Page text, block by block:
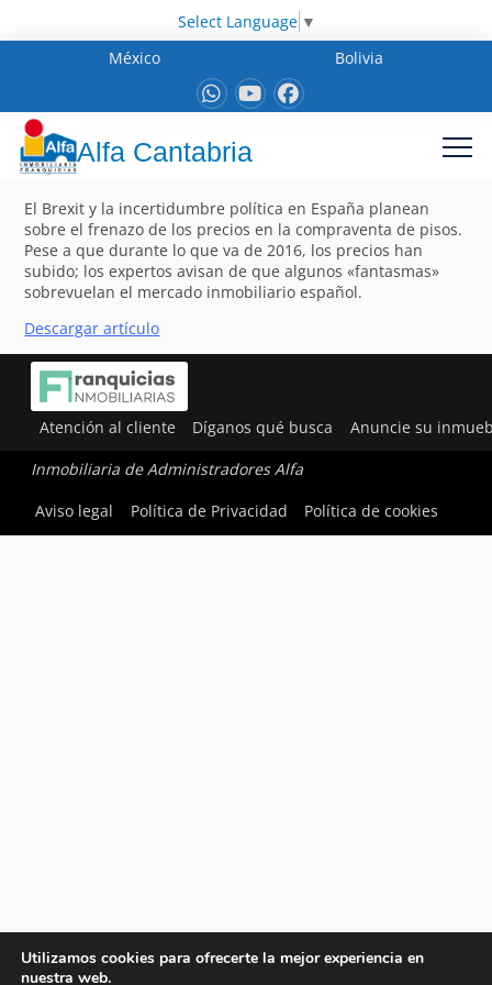
Select Language ▼
México
Bolivia
Alfa Cantabria
El Brexit y la incertidumbre política en España planean
sobre el frenazo de los precios en la compraventa de pisos.
Pese a que durante lo que va de 2016, los precios han
subido; los expertos avisan de que algunos «fantasmas»
sobrevuelan el mercado inmobiliario español.
Descargar artículo
Atención al cliente Díganos qué busca Anuncie su
Inmobiliaria de Administradores Alfa
Aviso legal
Política de Privacidad Política de cookies
Utilizamos cookies para ofrecerte la mejor experiencia en
nuestra web.